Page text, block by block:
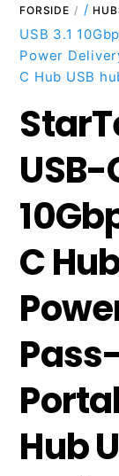
FORSIDE /
USB 3.1
Power
C Hub USB
USB-
C
Hub